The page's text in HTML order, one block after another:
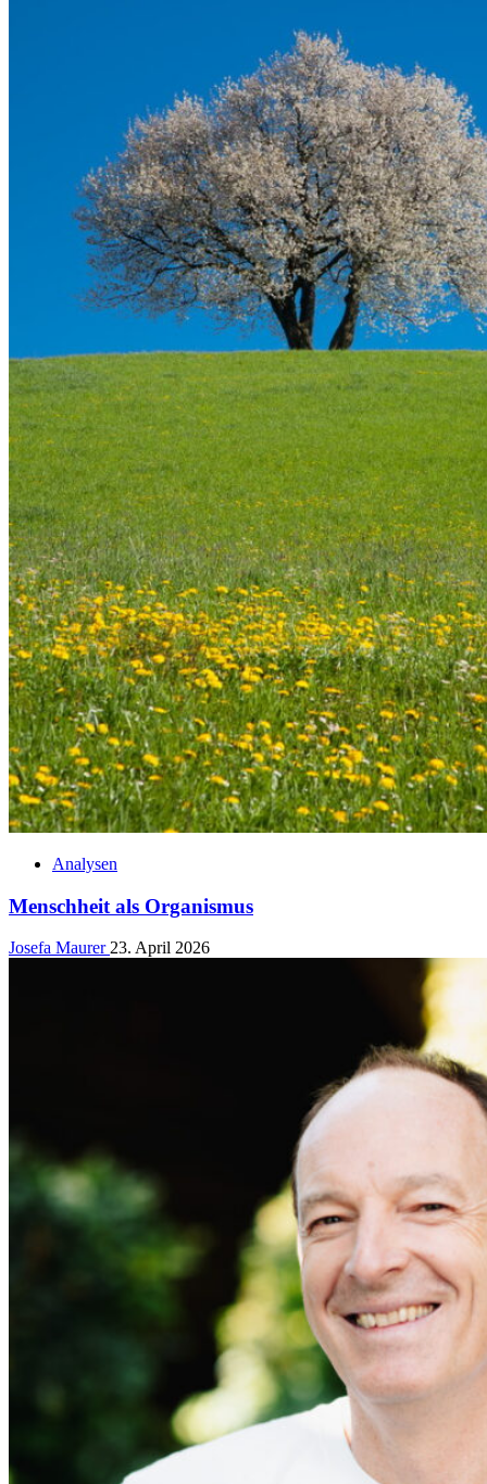
Analysen
Menschheit als Organismus
Josefa Maurer23. April 2026